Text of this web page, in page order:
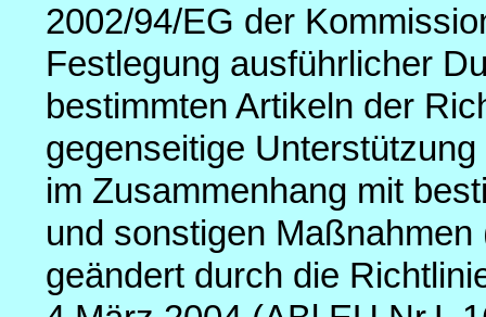
2002/94/EG der
Festlegung ausführlicher
bestimmten Artikeln der
gegenseitige
im Zusammenhang mit
und sonstigen
geändert durch die